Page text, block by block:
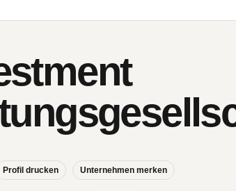
Profil drucken Unternehmen merken